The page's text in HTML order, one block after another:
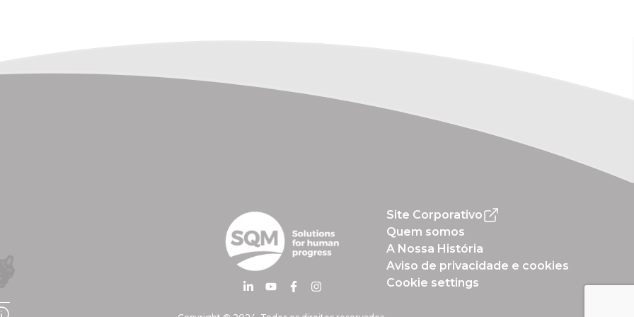
Site Corporativo
Quem somos
A Nossa História
Aviso de privacidade e cookies
Cookie settings